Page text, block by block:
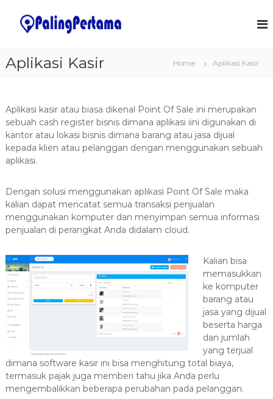
m
b
u
a
n
A
p
i
k
a
b
a
T
S
o
i
o
n
s
Aplikasi Kasir Home Aplikasi Kasir
Aplikasi kasir atau biasa dikenal Point Of Sale ini merupakan
sebuah cash register bisnis dimana aplikasi iini digunakan di
kantor atau lokasi bisnis dimana barang atau jasa dijual
kepada klien atau pelanggan dengan menggunakan sebuah
aplikasi.
Dengan solusi menggunakan aplikasi Point Of Sale maka
kalian dapat mencatat semua transaksi penjualan
menggunakan komputer dan menyimpan semua informasi
penjualan di perangkat Anda didalam cloud.
Kalian bisa
memasukkan
ke komputer
barang atau
jasa yang dijual
beserta harga
dan jumlah
yang terjual
dimana software kasir ini bisa menghitung total biaya,
termasuk pajak juga memberi tahu jika Anda perlu
mengembalikkan beberapa perubahan pada pelanggan.